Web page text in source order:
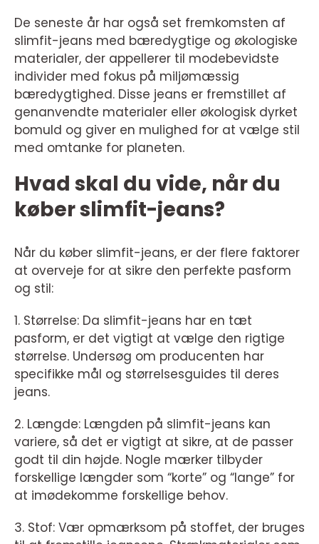
De seneste år har også set fremkomsten af
slimfit-jeans med bæredygtige og økologiske
materialer, der appellerer til modebevidste
individer med fokus på miljømæssig
bæredygtighed. Disse jeans er fremstillet af
genanvendte materialer eller økologisk dyrket
bomuld og giver en mulighed for at vælge stil
med omtanke for planeten.
Hvad skal du vide, når du
køber slimfit-jeans?
Når du køber slimfit-jeans, er der flere faktorer
at overveje for at sikre den perfekte pasform
og stil:
1. Størrelse: Da slimfit-jeans har en tæt
pasform, er det vigtigt at vælge den rigtige
størrelse. Undersøg om producenten har
specifikke mål og størrelsesguides til deres
jeans.
2. Længde: Længden på slimfit-jeans kan
variere, så det er vigtigt at sikre, at de passer
godt til din højde. Nogle mærker tilbyder
forskellige længder som “korte” og “lange” for
at imødekomme forskellige behov.
3. Stof: Vær opmærksom på stoffet, der bruges